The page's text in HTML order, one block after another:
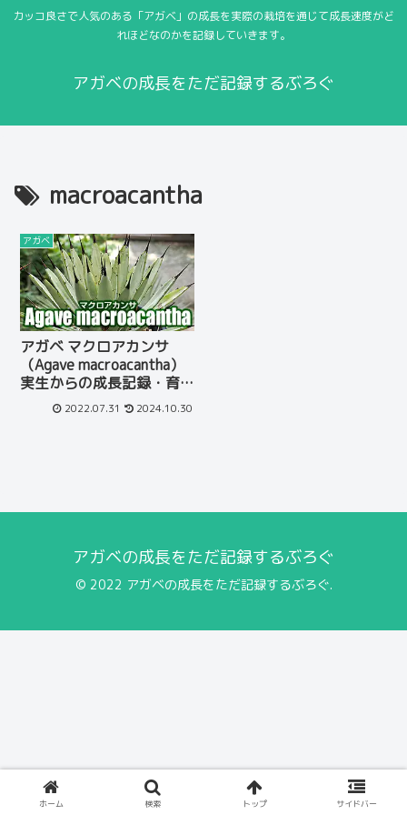
カッコ良さで人気のある「アガベ」の成長を実際の栽培を通じて成長速度がど
れほどなのかを記録していきます。
アガベの成長をただ記録するぶろぐ
macroacantha
アガベ
アガベ マクロアカンサ
（Agave macroacantha）
実生からの成長記録・育
2022.07.31 2024.10.30
アガベの成長をただ記録するぶろぐ
© 2022 アガベの成長をただ記録するぶろぐ.
ホーム 検索 トップ サイドバー